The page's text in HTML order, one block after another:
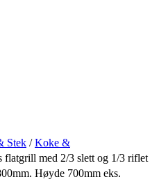
Stek /Koke &
flatgrill med 2/3 slett og 1/3 riflet
Høyde 700mm eks.